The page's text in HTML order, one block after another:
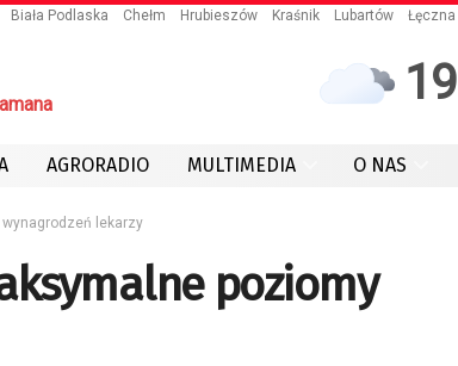
Biała Podlaska Chełm Hrubieszów Kraśnik Lubartów Łęczna
19
AGRORADIO MULTIMEDIA O NAS
lekarzy
poziomy